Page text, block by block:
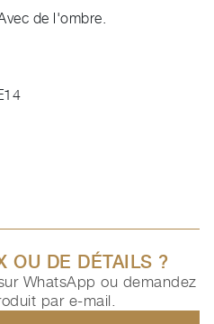
de l'ombre.
OU DE DÉTAILS ?
WhatsApp ou demandez
par e-mail.